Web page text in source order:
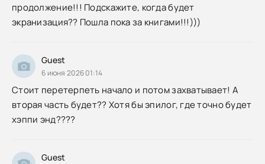
продолжение!!! Подскажите, когда будет
экранизация?? Пошла пока за книгами!!!)))
Guest
6 июня 2026 01:14
Стоит перетерпеть начало и потом захватывает! А
вторая часть будет?? Хотя бы эпилог, где точно будет
хэппи энд????
Guest